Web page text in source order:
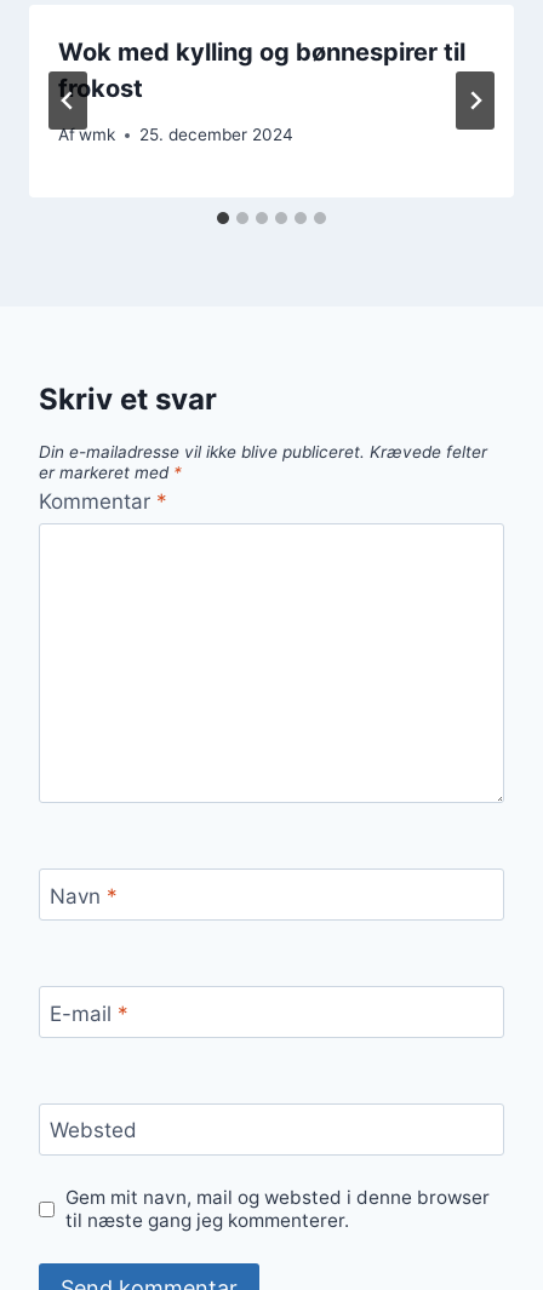
Wok med kylling og bønnespirer til
frokost
Afwmk 25. december 2024
Skriv et svar
Din e-mailadresse vil ikke blive publiceret. Krævede felter
er markeret med *
Kommentar *
Navn *
E-mail *
Websted
Gem mit navn, mail og websted i denne browser
til næste gang jeg kommenterer.